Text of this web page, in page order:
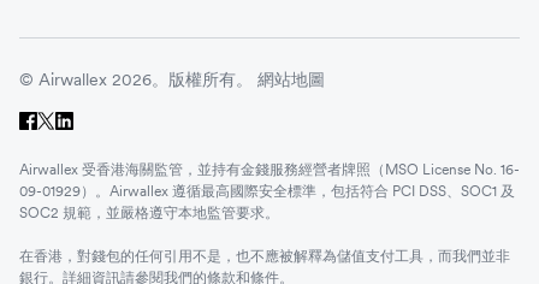
© Airwallex 2026。版權所有。 網站地圖
Airwallex 受香港海關監管，並持有金錢服務經營者牌照（MSO License No. 16-
09-01929）。Airwallex 遵循最高國際安全標準，包括符合 PCI DSS、SOC1 及
SOC2 規範，並嚴格遵守本地監管要求。
在香港，對錢包的任何引用不是，也不應被解釋為儲值支付工具，而我們並非
銀行。詳細資訊請參閱我們的條款和條件。